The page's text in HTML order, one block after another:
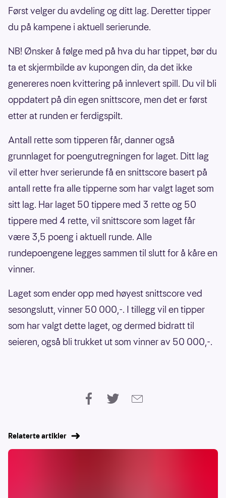
Først velger du avdeling og ditt lag. Deretter tipper
du på kampene i aktuell serierunde.
NB! Ønsker å følge med på hva du har tippet, bør du
ta et skjermbilde av kupongen din, da det ikke
genereres noen kvittering på innlevert spill. Du vil bli
oppdatert på din egen snittscore, men det er først
etter at runden er ferdigspilt.
Antall rette som tipperen får, danner også
grunnlaget for poengutregningen for laget. Ditt lag
vil etter hver serierunde få en snittscore basert på
antall rette fra alle tipperne som har valgt laget som
sitt lag. Har laget 50 tippere med 3 rette og 50
tippere med 4 rette, vil snittscore som laget får
være 3,5 poeng i aktuell runde. Alle
rundepoengene legges sammen til slutt for å kåre en
vinner.
Laget som ender opp med høyest snittscore ved
sesongslutt, vinner 50 000,-. I tillegg vil en tipper
som har valgt dette laget, og dermed bidratt til
seieren, også bli trukket ut som vinner av 50 000,-.
Relaterte artikler